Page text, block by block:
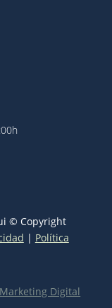
© Copyright
| Política
Digital